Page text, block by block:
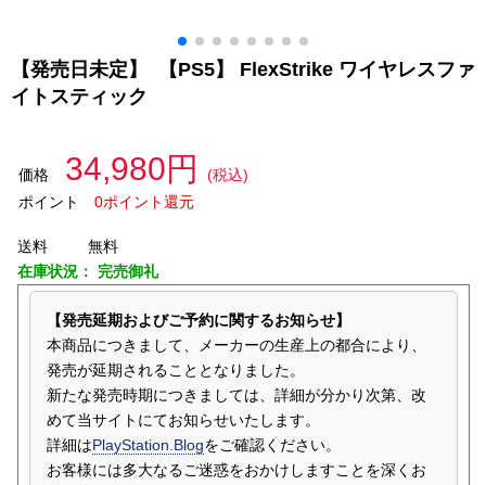
【発売日未定】 【PS5】 FlexStrike ワイヤレスファ
イトスティック
価格 34,980円
(税込)
ポイント
0ポイント還元
送料
無料
在庫状況： 完売御礼
【発売延期およびご予約に関するお知らせ】
本商品につきまして、メーカーの生産上の都合により、
発売が延期されることとなりました。
新たな発売時期につきましては、詳細が分かり次第、改
めて当サイトにてお知らせいたします。
詳細はPlayStation.Blogをご確認ください。
お客様には多大なるご迷惑をおかけしますことを深くお